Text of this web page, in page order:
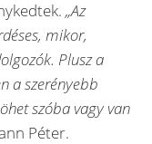
„Az
mikor,
Plusz a
a szerényebb
szóba vagy van
Péter.